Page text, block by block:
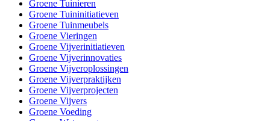
Groene Tuinieren
Groene Tuininitiatieven
Groene Tuinmeubels
Groene Vieringen
Groene Vijverinitiatieven
Groene Vijverinnovaties
Groene Vijveroplossingen
Groene Vijverpraktijken
Groene Vijverprojecten
Groene Vijvers
Groene Voeding